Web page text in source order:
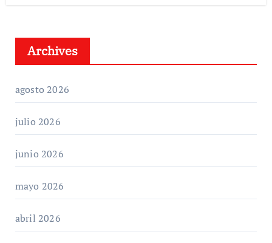
Archives
agosto 2026
julio 2026
junio 2026
mayo 2026
abril 2026